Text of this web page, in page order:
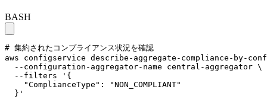
BASH
# 集約されたコンプライアンス状況を確認
aws configservice describe-aggregate-compliance-by-
  --configuration-aggregator-name central-aggregator \
  --filters '{
    "ComplianceType": "NON_COMPLIANT"
  }'